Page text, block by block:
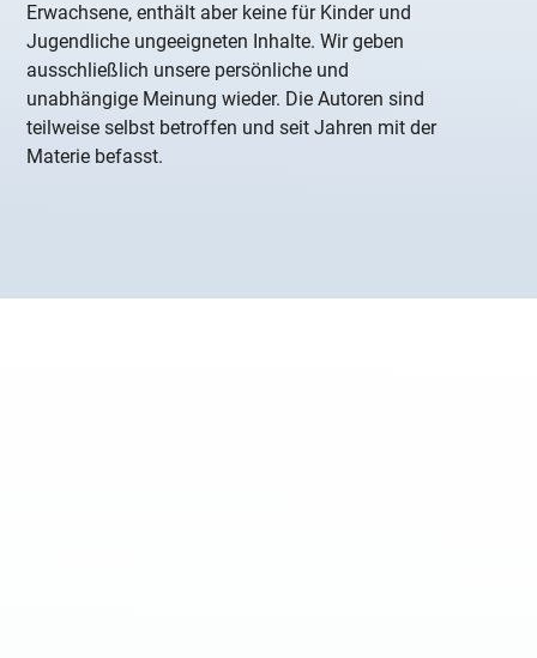
Erwachsene, enthält aber keine für Kinder und
Jugendliche ungeeigneten Inhalte. Wir geben
ausschließlich unsere persönliche und
unabhängige Meinung wieder. Die Autoren sind
teilweise selbst betroffen und seit Jahren mit der
Materie befasst.